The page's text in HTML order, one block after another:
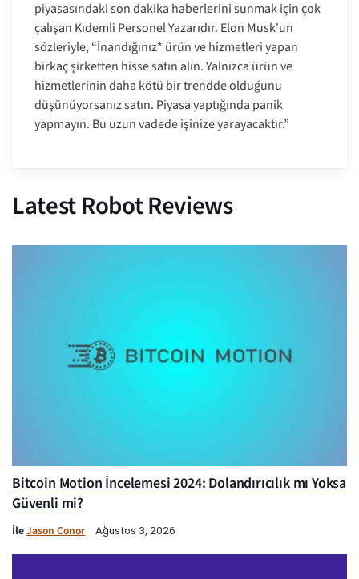
piyasasındaki son dakika haberlerini sunmak için çok
çalışan Kıdemli Personel Yazarıdır. Elon Musk'un
sözleriyle, “İnandığınız* ürün ve hizmetleri yapan
birkaç şirketten hisse satın alın. Yalnızca ürün ve
hizmetlerinin daha kötü bir trendde olduğunu
düşünüyorsanız satın. Piyasa yaptığında panik
yapmayın. Bu uzun vadede işinize yarayacaktır.”
Latest Robot Reviews
Bitcoin Motion İncelemesi 2024: Dolandırıcılık mı Yoksa
Güvenli mi?
İleJason Conor Ağustos 3, 2026